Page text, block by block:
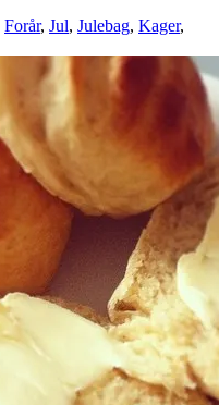
Forår, Jul, Julebag, Kager,